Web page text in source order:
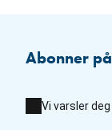
Abonner
Vi varsler